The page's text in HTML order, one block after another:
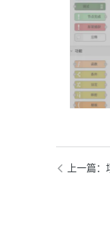
上一篇：